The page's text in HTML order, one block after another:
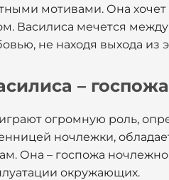
мотивами. Она хочет
Василиса мечется
не находя выхода из
–
огромную роль,
ночлежки,
Она – госпожа
окружающих.